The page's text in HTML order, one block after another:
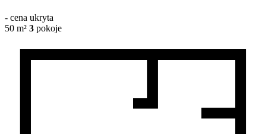
- cena ukryta
50 m² 3 pokoje